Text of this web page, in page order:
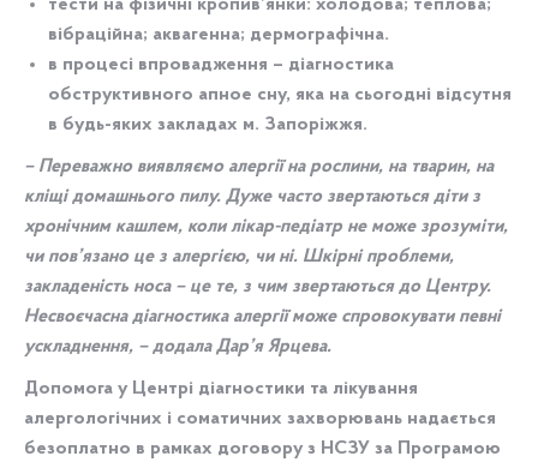
тести на фізичні кропив’янки: холодова; теплова;
вібраційна; аквагенна; дермографічна.
в процесі впровадження – діагностика
обструктивного апное сну, яка на сьогодні відсутня
в будь-яких закладах м. Запоріжжя.
– Переважно виявляємо алергії на рослини, на тварин, на
кліщі домашнього пилу. Дуже часто звертаються діти з
хронічним кашлем, коли лікар-педіатр не може зрозуміти,
чи пов’язано це з алергією, чи ні. Шкірні проблеми,
закладеність носа – це те, з чим звертаються до Центру.
Несвоєчасна діагностика алергії може спровокувати певні
ускладнення, – додала Дар’я Ярцева.
Допомога у Центрі діагностики та лікування
алергологічних і соматичних захворювань надається
безоплатно в рамках договору з НСЗУ за Програмою